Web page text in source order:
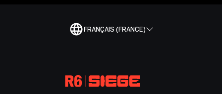
FRANÇAIS (FRANCE)